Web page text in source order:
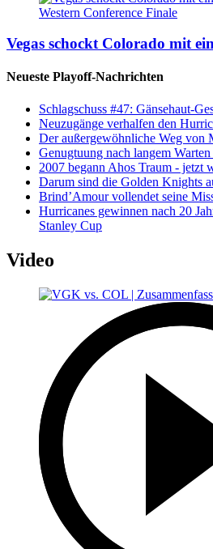
Vegas schockt Colorado mit
Neueste Playoff-Nachrichten
Schlagschuss #47: Gänsehaut-
Neuzugänge verhalfen den
Der außergewöhnliche Weg von
Genugtuung nach langem
2007 begann Ahos Traum - jetzt
Darum sind die Golden Knights
Brind’Amour vollendet seine
Hurricanes gewinnen nach 20
Stanley Cup
Video